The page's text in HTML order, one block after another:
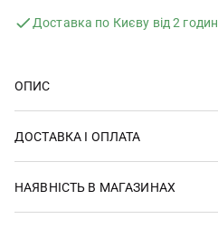
Доставка по Києву від 2 годин
ОПИС
ДОСТАВКА І ОПЛАТА
НАЯВНІСТЬ В МАГАЗИНАХ